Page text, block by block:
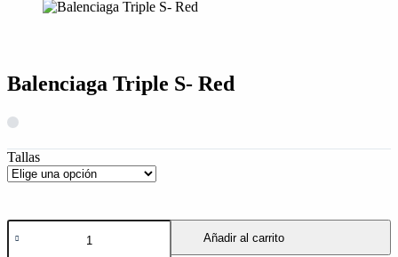
Balenciaga Triple S- Red
Tallas
Añadir al carrito